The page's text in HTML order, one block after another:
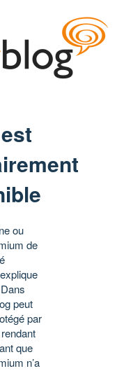
ou
de
peut
par
que
n’a